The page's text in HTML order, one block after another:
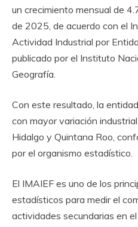
un crecimiento mensual de
de 2025, de acuerdo con el
Actividad Industrial por
publicado por el Instituto
Geografía.
Con este resultado, la
con mayor variación
Hidalgo y Quintana Roo,
por el organismo estadístico.
El IMAIEF es uno de los
estadísticos para medir el
actividades secundarias en